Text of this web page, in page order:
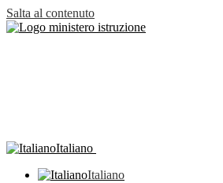
Salta al contenuto
Italiano
Italiano